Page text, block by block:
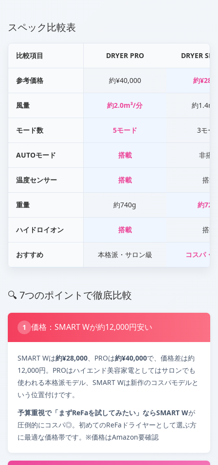
スペック比較表
比較項目 DRYER PRO DRYER
参考価格 約¥40,000 約
風量 約2.0m³/分 約
モード数 5モード 3モー
AUTOモード 搭載 非搭
温度センサー 搭載 搭載
重量 約740g 約
ハイドロイオン 搭載 搭載
おすすめ 本格派・サロン級 コスパ・
🔍 7つのポイントで徹底比較
1 価格：SMART Wが約12,000円安い
SMART Wは約¥28,000 、PROは約¥40,000で、価格差は約
12,000円。PROはハイエンド美容家電としてはサロンでも
使われる本格派モデル、SMART Wは新作のコスパモデルと
いう位置付けです。
予算重視で「まずReFaを試してみたい」ならSMART Wが
圧倒的にコスパ◎。初めてのReFaドライヤーとして選ぶ方
に最適な価格帯です。※価格はAmazon要確認